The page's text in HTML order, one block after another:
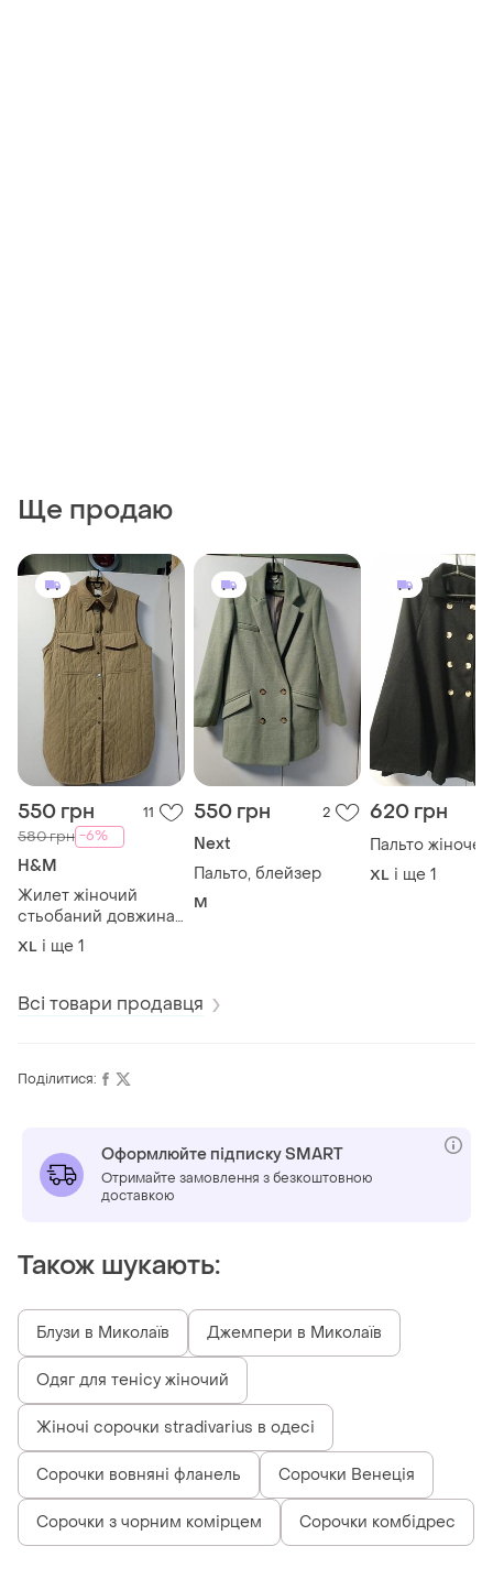
Ще продаю
550 грн 11
580 грн -6%
H&M
Жилет жіночий
стьобаний довжина
93 см, пог 61 см, поб
63 см, плечі 47 см
XL і ще 1
550 грн 2
Next
Пальто, блейзер
M
620 грн
Пальто жіноче
XL і ще 1
Всі товари продавця
Поділитися:
Оформлюйте підписку SMART
Отримайте замовлення з безкоштовною
доставкою
Також шукають:
Блузи в Миколаїв Джемпери в Миколаїв
Одяг для тенісу жіночий
Жіночі сорочки stradivarius в одесі
Сорочки вовняні фланель Сорочки Венеція
Сорочки з чорним комірцем Сорочки комбідрес